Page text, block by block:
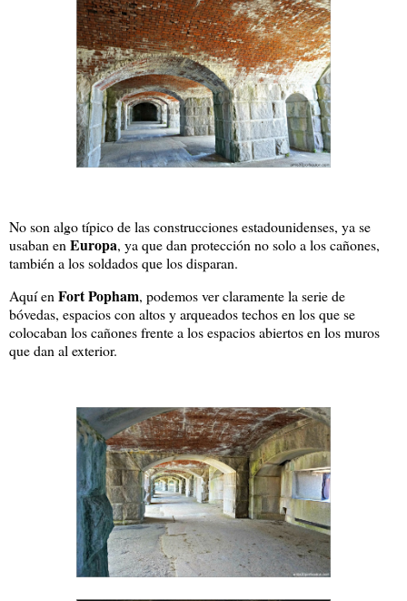
No son algo típico de las construcciones estadounidenses, ya se
usaban enEuropa, ya que dan protección no solo a los cañones,
también a los soldados que los disparan.
Aquí en Fort Popham, podemos ver claramente la serie de
bóvedas, espacios con altos y arqueados techos en los que se
colocaban los cañones frente a los espacios abiertos en los muros
que dan al exterior.